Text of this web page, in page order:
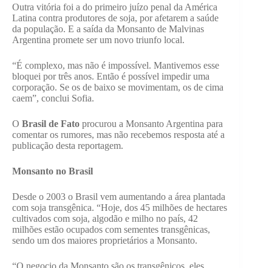
Outra vitória foi a do primeiro juízo penal da América
Latina contra produtores de soja, por afetarem a saúde
da população. E a saída da Monsanto de Malvinas
Argentina promete ser um novo triunfo local.
“É complexo, mas não é impossível. Mantivemos esse
bloquei por três anos. Então é possível impedir uma
corporação. Se os de baixo se movimentam, os de cima
caem”, conclui Sofia.
O Brasil de Fato procurou a Monsanto Argentina para
comentar os rumores, mas não recebemos resposta até a
publicação desta reportagem.
Monsanto no Brasil
Desde o 2003 o Brasil vem aumentando a área plantada
com soja transgênica. “Hoje, dos 45 milhões de hectares
cultivados com soja, algodão e milho no país, 42
milhões estão ocupados com sementes transgênicas,
sendo um dos maiores proprietários a Monsanto.
“O negocio da Monsanto são os transgênicos, eles